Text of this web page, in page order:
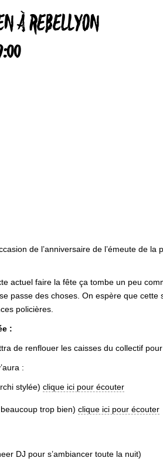
À REBELLYON
de l’anniversaire de l’émeute de
actuel faire la fête ça tombe un peu
passe des choses. On espère que
policières.
:
de renflouer les caisses du collectif
:
stylée) clique ici pour écouter
trop bien) clique ici pour écouter
DJ pour s’ambiancer toute la nuit)